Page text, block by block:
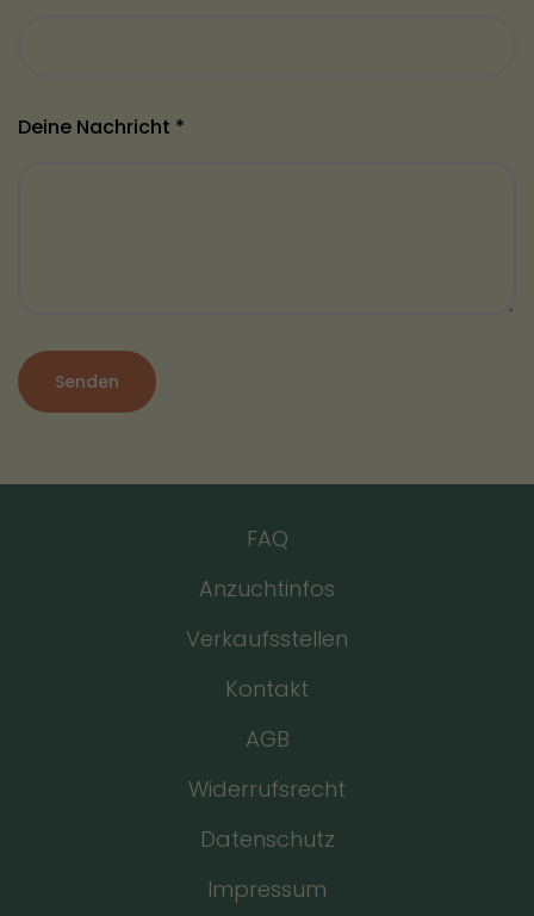
Deine Nachricht *
Senden
FAQ
Anzuchtinfos
Verkaufsstellen
Kontakt
AGB
Widerrufsrecht
Datenschutz
Impressum